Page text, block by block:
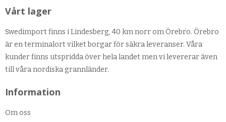
Vårt lager
Swedimport finns i Lindesberg, 40 km norr om Örebro. Örebro
är en terminalort vilket borgar för säkra leveranser. Våra
kunder finns utspridda över hela landet men vi levererar även
till våra nordiska grannländer.
Information
Om oss